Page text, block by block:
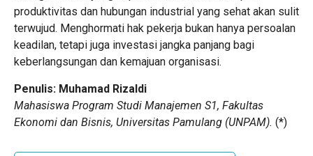
produktivitas dan hubungan industrial yang sehat akan sulit
terwujud. Menghormati hak pekerja bukan hanya persoalan
keadilan, tetapi juga investasi jangka panjang bagi
keberlangsungan dan kemajuan organisasi.
Penulis: Muhamad Rizaldi
Mahasiswa Program Studi Manajemen S1, Fakultas
Ekonomi dan Bisnis, Universitas Pamulang (UNPAM). (*)